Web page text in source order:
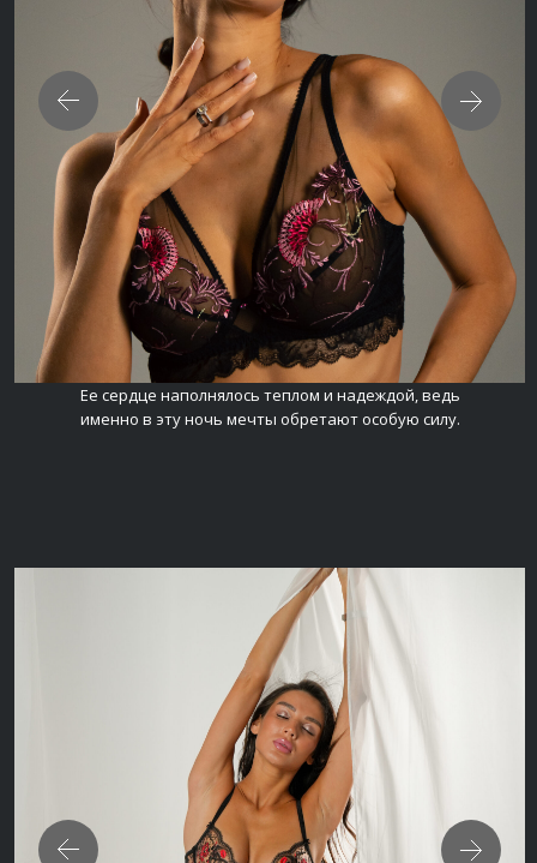
Ее сердце наполнялось теплом и надеждой, ведь
именно в эту ночь мечты обретают особую силу.